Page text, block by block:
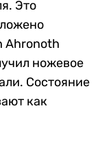
Это
Ahronoth
ножевое
Состояние
как